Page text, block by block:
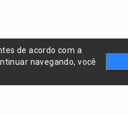
de acordo com a
navegando, você